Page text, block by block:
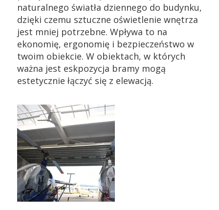
naturalnego światła dziennego do budynku,
dzięki czemu sztuczne oświetlenie wnętrza
jest mniej potrzebne. Wpływa to na
ekonomię, ergonomię i bezpieczeństwo w
twoim obiekcie. W obiektach, w których
ważna jest eskpozycja bramy mogą
estetycznie łączyć się z elewacją.